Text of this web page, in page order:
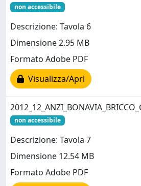
non accessibile
Descrizione: Tavola 6
Dimensione 2.95 MB
Formato Adobe PDF
Visualizza/Apri
non accessibile
Descrizione: Tavola 7
Dimensione 12.54 MB
Formato Adobe PDF